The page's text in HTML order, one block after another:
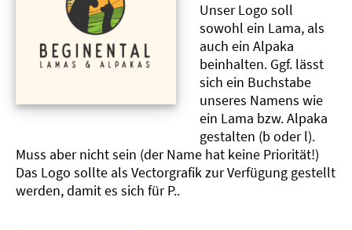
Unser Logo soll
sowohl ein Lama, als
auch ein Alpaka
beinhalten. Ggf. lässt
sich ein Buchstabe
unseres Namens wie
ein Lama bzw. Alpaka
gestalten (b oder l).
Muss aber nicht sein (der Name hat keine Priorität!)
Das Logo sollte als Vectorgrafik zur Verfügung gestellt
werden, damit es sich für P..